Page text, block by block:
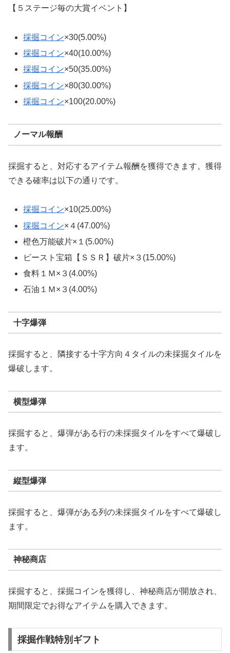
【５ステージ毎の大賞イベント】
採掘コイン×30(5.00%)
採掘コイン×40(10.00%)
採掘コイン×50(35.00%)
採掘コイン×80(30.00%)
採掘コイン×100(20.00%)
ノーマル報酬
採掘すると、対応するアイテム報酬を獲得できます。獲得
できる確率は以下の通りです。
採掘コイン×10(25.00%)
採掘コイン×４(47.00%)
橙色万能破片×１(5.00%)
ビースト宝箱【ＳＳＲ】破片×３(15.00%)
食料１Ｍ×３(4.00%)
石油１Ｍ×３(4.00%)
十字爆弾
採掘すると、隣接する十字方向４タイルの未採掘タイルを
爆破します。
横型爆弾
採掘すると、爆弾がある行の未採掘タイルをすべて爆破し
ます。
縦型爆弾
採掘すると、爆弾がある列の未採掘タイルをすべて爆破し
ます。
神秘商店
採掘すると、採掘コインを獲得し、神秘商店が開放され、
期間限定でお得なアイテムを購入できます。
採掘作戦特別ギフト